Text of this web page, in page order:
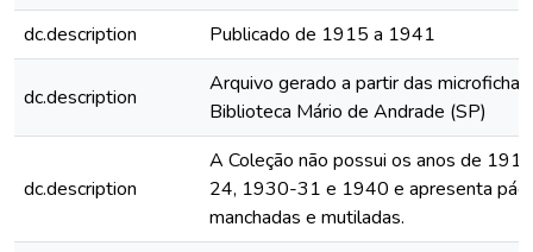
dc.description
Publicado de 1915 a 1941
dc.description
Arquivo gerado a partir das
Biblioteca Mário de Andrade (SP)
dc.description
A Coleção não possui os anos de
24, 1930-31 e 1940 e apresenta
manchadas e mutiladas.